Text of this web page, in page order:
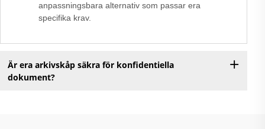
anpassningsbara alternativ som passar era
specifika krav.
Är era arkivskåp säkra för konfidentiella
dokument?